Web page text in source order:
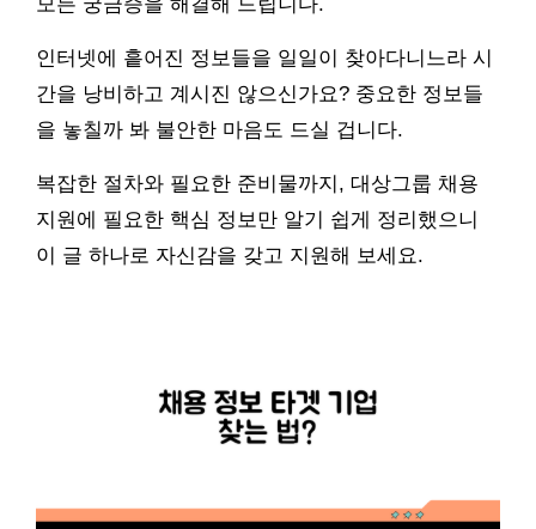
인터넷에 흩어진 정보들을 일일이 찾아다니느라 시
간을 낭비하고 계시진 않으신가요? 중요한 정보들
을 놓칠까 봐 불안한 마음도 드실 겁니다.
복잡한 절차와 필요한 준비물까지, 대상그룹 채용
지원에 필요한 핵심 정보만 알기 쉽게 정리했으니
이 글 하나로 자신감을 갖고 지원해 보세요.